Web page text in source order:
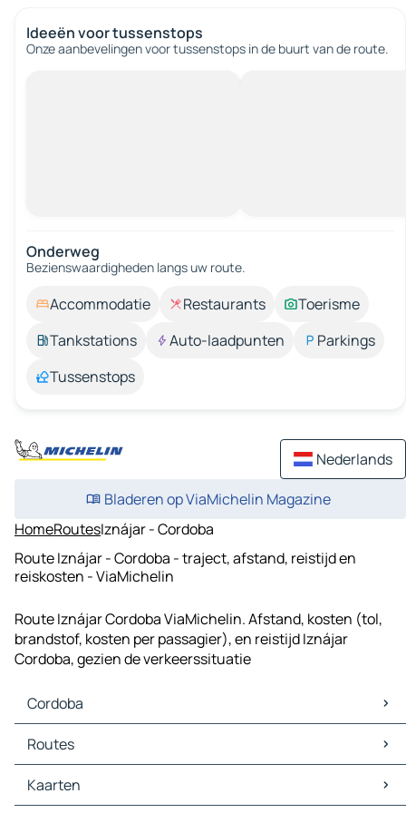
Ideeën voor tussenstops
Onze aanbevelingen voor tussenstops in de buurt van de route.
Onderweg
Bezienswaardigheden langs uw route.
Accommodatie Restaurants
Toerisme
Tankstations
Auto-laadpunten
Parkings
Tussenstops
Nederlands
Bladeren op ViaMichelin Magazine
HomeRoutesIznájar - Cordoba
Route Iznájar - Cordoba - traject, afstand, reistijd en
reiskosten - ViaMichelin
Route Iznájar Cordoba ViaMichelin. Afstand, kosten (tol,
brandstof, kosten per passagier), en reistijd Iznájar
Cordoba, gezien de verkeerssituatie
Cordoba
Cordoba Kaarten
Cordoba Verkeer
Cordoba Hotels
Cordoba Restaurants
Routes
Routes Cordoba - Sevilla
Routes Cordoba - Málaga
Kaarten